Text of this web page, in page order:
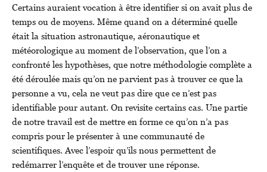
Certains auraient vocation à être identifier si on avait plus de
temps ou de moyens. Même quand on a déterminé quelle
était la situation astronautique, aéronautique et
météorologique au moment de l’observation, que l’on a
confronté les hypothèses, que notre méthodologie complète a
été déroulée mais qu’on ne parvient pas à trouver ce que la
personne a vu, cela ne veut pas dire que ce n’est pas
identifiable pour autant. On revisite certains cas. Une partie
de notre travail est de mettre en forme ce qu’on n’a pas
compris pour le présenter à une communauté de
scientifiques. Avec l’espoir qu’ils nous permettent de
redémarrer l’enquête et de trouver une réponse.